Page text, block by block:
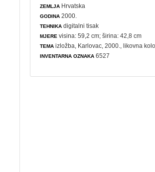
ZEMLJA Hrvatska
GODINA 2000.
TEHNIKA digitalni tisak
MJERE visina: 59,2 cm; širina: 42,8 cm
TEMA izložba , Karlovac, 2000.,likovna
INVENTARNA OZNAKA 6527